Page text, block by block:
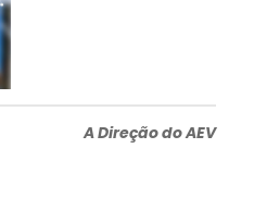
A Direção do AEV